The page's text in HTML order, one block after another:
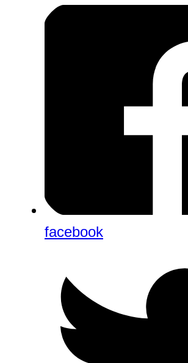
facebook